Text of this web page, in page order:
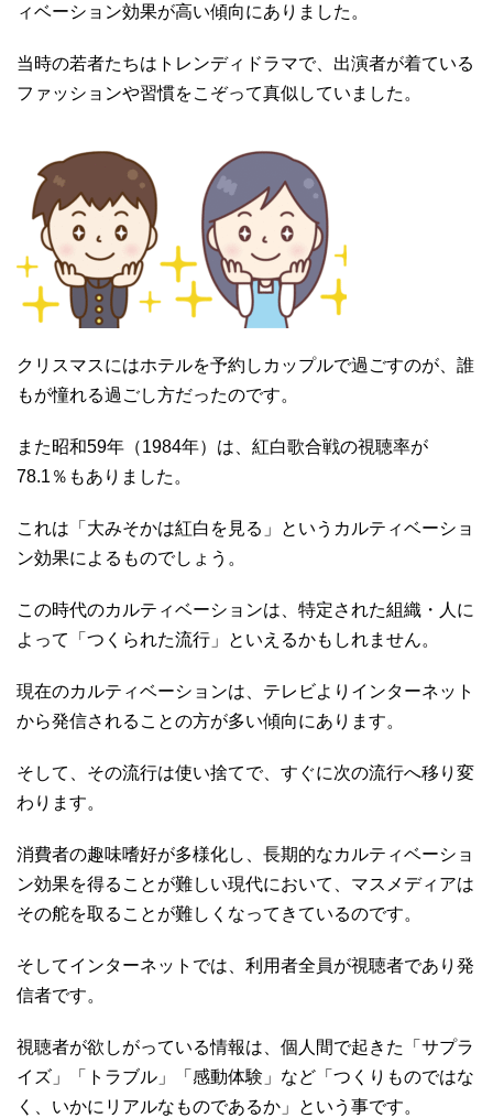
ィベーション効果が高い傾向にありました。
当時の若者たちはトレンディドラマで、出演者が着ている
ファッションや習慣をこぞって真似していました。
クリスマスにはホテルを予約しカップルで過ごすのが、誰
もが憧れる過ごし方だったのです。
また昭和59年（1984年）は、紅白歌合戦の視聴率が
78.1％もありました。
これは「大みそかは紅白を見る」というカルティベーショ
ン効果によるものでしょう。
この時代のカルティベーションは、特定された組織・人に
よって「つくられた流行」といえるかもしれません。
現在のカルティベーションは、テレビよりインターネット
から発信されることの方が多い傾向にあります。
そして、その流行は使い捨てで、すぐに次の流行へ移り変
わります。
消費者の趣味嗜好が多様化し、長期的なカルティベーショ
ン効果を得ることが難しい現代において、マスメディアは
その舵を取ることが難しくなってきているのです。
そしてインターネットでは、利用者全員が視聴者であり発
信者です。
視聴者が欲しがっている情報は、個人間で起きた「サプラ
イズ」「トラブル」「感動体験」など「つくりものではな
く、いかにリアルなものであるか」という事です。